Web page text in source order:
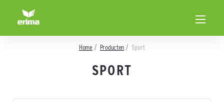
Home Producten Sport
SPORT